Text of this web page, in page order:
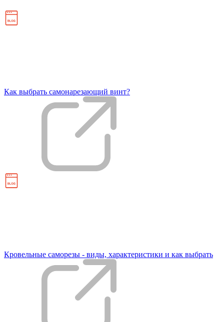
Как выбрать самонарезающий винт?
Кровельные саморезы - виды, характеристики и как выбрать